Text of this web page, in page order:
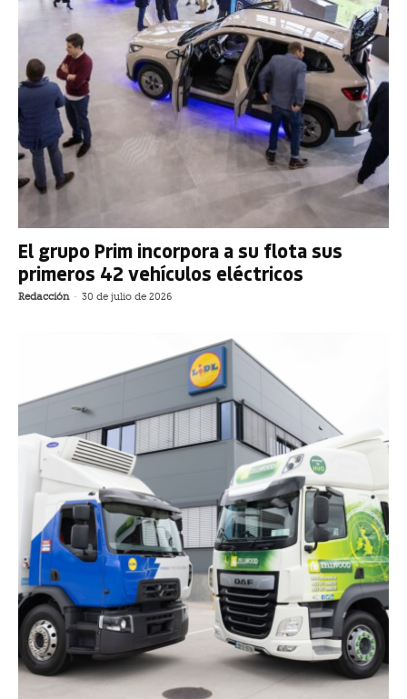
El grupo Prim incorpora a su flota sus
primeros 42 vehículos eléctricos
Redacción - 30 de julio de 2026